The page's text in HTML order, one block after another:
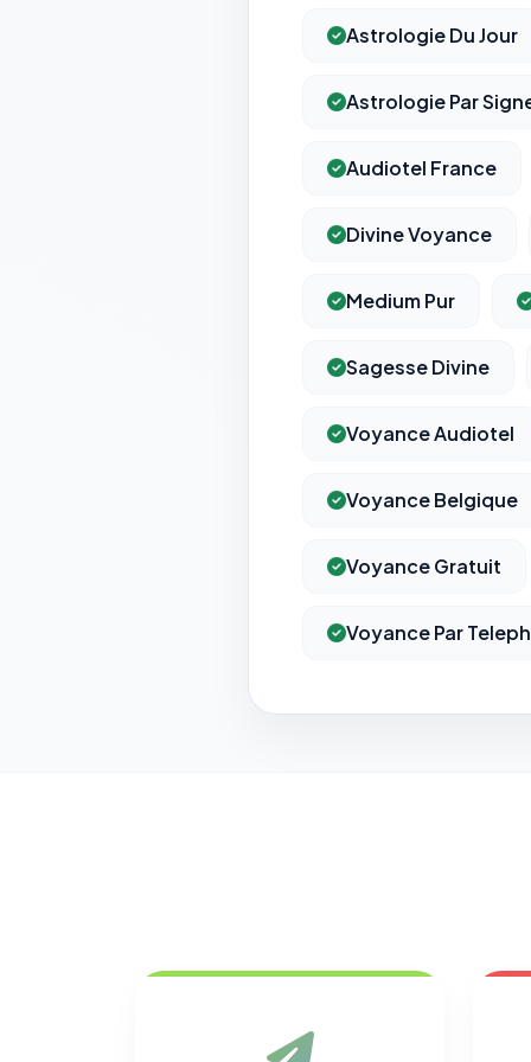
Astrologie Du Jour
Astrologie Par
Audiotel France
Divine Voyance
Medium Pur
Sagesse Divine
Voyance Audiotel
Voyance Belgique
Voyance Gratuit
Voyance Par